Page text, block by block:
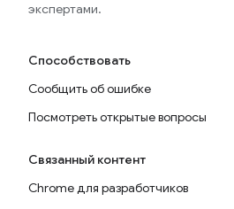
экспертами.
Способствовать
Сообщить об ошибке
Посмотреть открытые вопросы
Связанный контент
Chrome для разработчиков